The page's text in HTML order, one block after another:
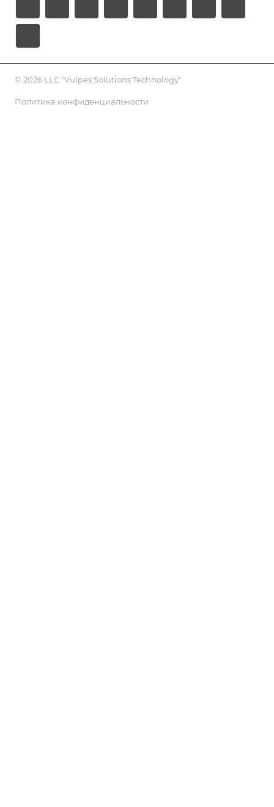
© 2026 LLC "Vulpes Solutions Technology"
Политика конфиденциальности